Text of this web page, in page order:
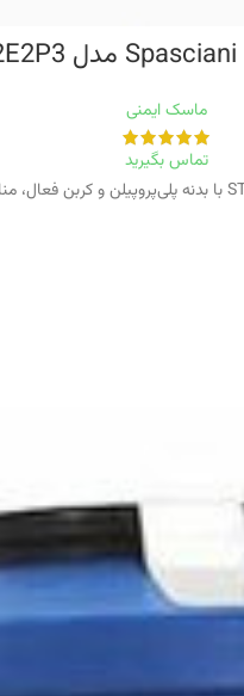
ماسک ایمنی
تماس بگیرید